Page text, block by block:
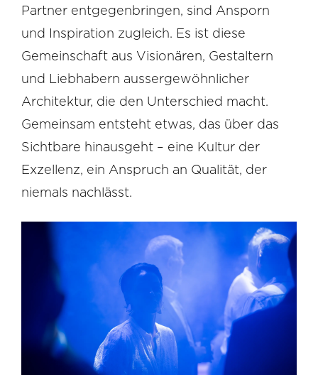
Partner entgegenbringen, sind Ansporn
und Inspiration zugleich. Es ist diese
Gemeinschaft aus Visionären, Gestaltern
und Liebhabern aussergewöhnlicher
Architektur, die den Unterschied macht.
Gemeinsam entsteht etwas, das über das
Sichtbare hinausgeht – eine Kultur der
Exzellenz, ein Anspruch an Qualität, der
niemals nachlässt.